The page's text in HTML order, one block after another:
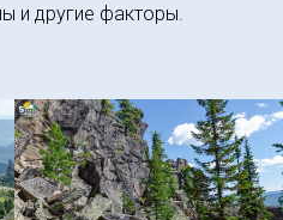
и другие факторы.